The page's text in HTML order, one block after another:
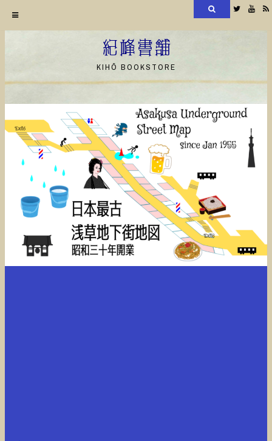
ン
ツ
へ
Twitter
紀峰書舗
KIHŌ BOOKSTORE